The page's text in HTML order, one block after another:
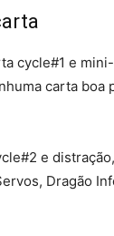
cycle#1 e
carta
e
Dragão